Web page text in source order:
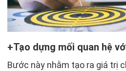
Tạo dựng mối quan hệ
Bước này nhằm tạo ra giá trị